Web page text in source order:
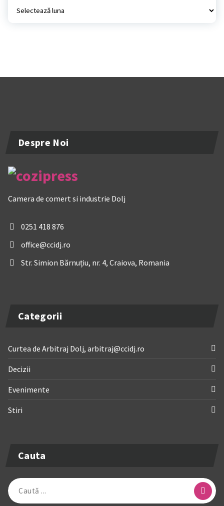
Despre Noi
Camera de comert si industrie Dolj
0251 418 876
office@ccidj.ro
Str. Simion Bărnuțiu, nr. 4, Craiova, Romania
Categorii
Curtea de Arbitraj Dolj, arbitraj@ccidj.ro
Decizii
Evenimente
Stiri
Cauta
Caută
după: